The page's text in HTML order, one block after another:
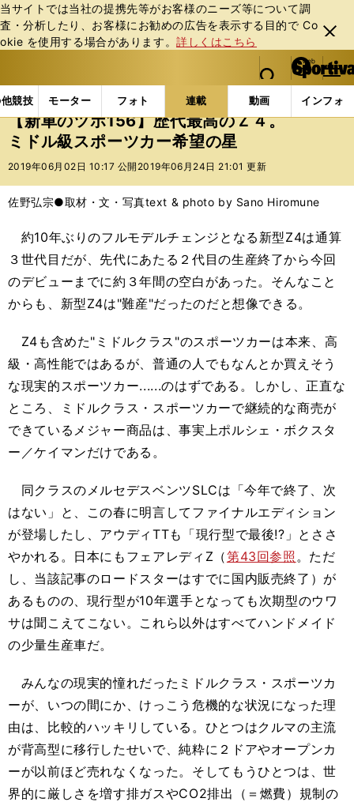
当サイトでは当社の提携先等がお客様のニーズ等について調
査・分析したり、お客様にお勧めの広告を表⽰する⽬的で Co
okie を使⽤する場合があります。詳しくはこちら
閉じ
る
web Sportiva (webスポルティーバ)
検索
マイペ
ー
ジ
メニュ
競技 モーター フォト 連載 動画 インフォ
b
ス
ポ
ル
バ
連載コラム 新車のツボ 【新車のツボ156】歴代最
【新車のツボ156】歴代最高のＺ４。
ミドル級スポーツカー希望の星
2019年06月02日 10:17 公開 2019年06月24日 21:01 更新
佐野弘宗●取材・文・写真text & photo by Sano Hiromune
約10年ぶりのフルモデルチェンジとなる新型Z4は通算
３世代目だが、先代にあたる２代目の生産終了から今回
のデビューまでに約３年間の空白があった。そんなこと
からも、新型Z4は"難産"だったのだと想像できる。
Z4も含めた"ミドルクラス"のスポーツカーは本来、高
級・高性能ではあるが、普通の人でもなんとか買えそう
な現実的スポーツカー......のはずである。しかし、正直な
ところ、ミドルクラス・スポーツカーで継続的な商売が
できているメジャー商品は、事実上ポルシェ・ボクスタ
ー／ケイマンだけである。
同クラスのメルセデスベンツSLCは「今年で終了、次
はない」と、この春に明言してファイナルエディション
が登場したし、アウディTTも「現行型で最後!?」とささ
やかれる。日本にもフェアレディZ（第43回参照。ただ
し、当該記事のロードスターはすでに国内販売終了）が
あるものの、現行型が10年選手となっても次期型のウワ
サは聞こえてこない。これら以外はすべてハンドメイド
の少量生産車だ。
みんなの現実的憧れだったミドルクラス・スポーツカ
ーが、いつの間にか、けっこう危機的な状況になった理
由は、比較的ハッキリしている。ひとつはクルマの主流
が背高型に移行したせいで、純粋に２ドアやオープンカ
ーが以前ほど売れなくなった。そしてもうひとつは、世
界的に厳しさを増す排ガスやCO2排出（＝燃費）規制の